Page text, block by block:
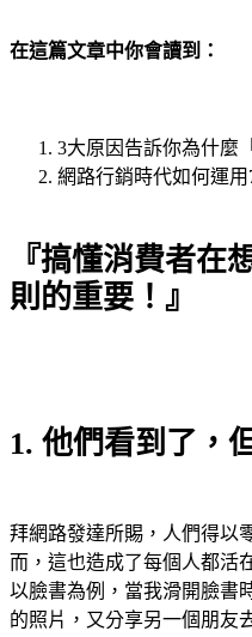
在這篇文章中你會讀到：
3大原因告訴你為什麼
網路行銷時代如何運用
『搞懂消費者在
則的重要！』
1. 他們看到了，
拜網路發達所賜，人們得以
而，這也造成了每個人都活
以臉書為例，當我滑開臉書
的照片，又分享另一個朋友